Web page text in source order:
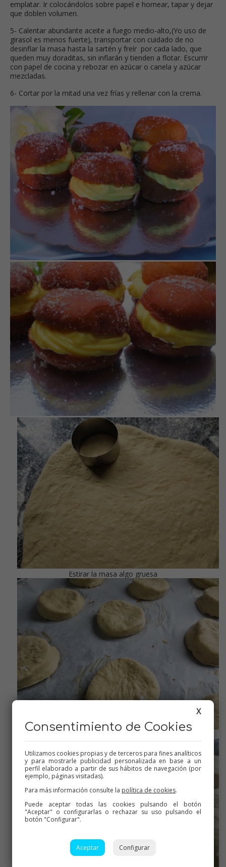
emplatar. Ir colocándolos sobre papel e hornear, tapar y dejar
que doblen volumen.
5- Calentar abundante aceite a fuego medio-alto,(Yo uso de
girasol es menos fuerte), transportar con cuidado de no
desinflar la masa hasta la sartén y freír por cada lado, que
queden muy doraditas, sin inflarán y tienden a flotar. Escurrir
con papel de cocina y rebozar en azúcar o canela y azúcar
mezcladas.
6- Cortar por la mitad una vez frías y rellenar con la crema.
Estirar la masa algo gruesa
X
Consentimiento de Cookies
Utilizamos cookies propias y de terceros para fines analíticos
y para mostrarle publicidad personalizada en base a un
perfil elaborado a partir de sus hábitos de navegación (por
ejemplo, páginas visitadas).
Para más información consulte la política de cookies.
Puede aceptar todas las cookies pulsando el botón
"Aceptar" o configurarlas o rechazar su uso pulsando el
botón "Configurar".
Aceptar Configurar